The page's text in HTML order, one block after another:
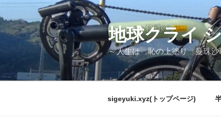
ン
テ
ス
地球クライ
～人生は 恥の上塗り 曼珠沙
sigeyuki.xyz(トップページ)